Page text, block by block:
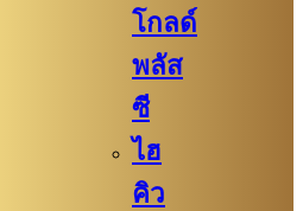
โกลด์
พลัส
ซี
ไฮ
คิว​